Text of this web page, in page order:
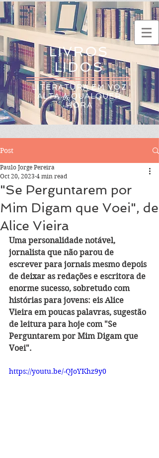
LIVROS
LIDOS
LITERATURA EM VOZ
ALTA A QUALQUER
HORA
Post
"Se Perguntarem por
Mim Digam que Voei", de
Alice Vieira
Paulo Jorge Pereira
Oct 20, 2023 4 min read
Uma personalidade notável,
jornalista que não parou de
escrever para jornais mesmo depois
de deixar as redações e escritora de
enorme sucesso, sobretudo com
histórias para jovens: eis Alice
Vieira em poucas palavras, sugestão
de leitura para hoje com "Se
Perguntarem por Mim Digam que
Voei".
https://youtu.be/-QJoYKhz9y0